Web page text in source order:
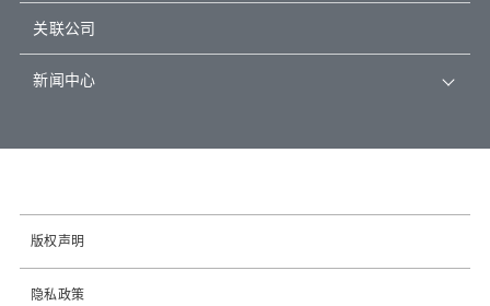
关联公司
新闻中心
版权声明
隐私政策